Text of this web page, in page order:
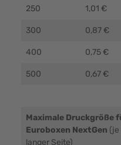
250 1,01 €
300 0,87 €
400 0,75 €
500 0,67 €
Maximale Druckgröße
Euroboxen NextGen (je
langer Seite)